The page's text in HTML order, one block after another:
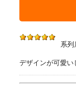
系列
デザインが可愛い